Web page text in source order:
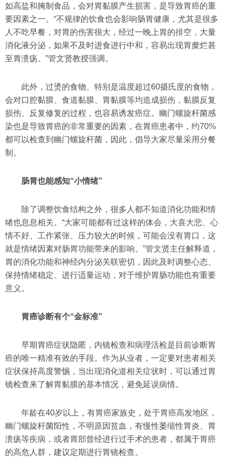
如高盐和腌制食品，会对胃黏膜产生损害，是导致胃癌的重
要因素之一。“不规律的饮食也会影响肠胃健康，尤其是很多
人不吃早餐，对胃的伤害很大，经过一晚上胃的排空，大量
消化液分泌，如果不及时进食进行中和，容易出现胃糜烂甚
至胃溃疡。”管文贤教授强调。
此外，过烫的食物、特别是温度超过60摄氏度的食物，
会对口腔黏膜、食道黏膜、胃黏膜等均造成损伤，黏膜反复
损伤、反复修复的过程，也容易诱发癌症。幽门螺旋杆菌感
染也是导致胃癌的非常重要的因素，在胃癌患者中，约70%
都可以检查到幽门螺旋杆菌，因此，倡导大家尽量采用分餐
制。
肠胃也能感知“小情绪”
除了调整饮食结构之外，很多人都不知道消化功能和情
绪也息息相关。“大家可能都有过这样的体会，大喜大悲、心
情不好、工作紧张、压力较大的时候，可能会没有胃口，这
就是情绪因素对肠胃功能带来的影响。”管文贤主任解释道，
胃的消化功能和神经内分泌关联密切，因此及时调整心态、
保持情绪稳定、进行适量运动，对于维护胃肠功能也有重要
意义。
胃癌诊断有个“金标准”
早期胃癌症状隐匿，内镜检查和病理活检是目前诊断胃
癌的唯一精准有效的手段。作为从业者，一定要对患者相关
症状保持高度警惕，当出现消化道相关症状时，可以通过胃
镜检查来了解胃黏膜的基本情况，避免延误病情。
年龄在40岁以上，有胃癌家族史，处于胃癌高发地区，
幽门螺旋杆菌阳性，不明原因贫血，有慢性萎缩性胃炎、胃
溃疡等疾病，或者胃部曾经进行过手术的患者，都属于胃癌
的高危人群，建议定期进行胃镜检查。